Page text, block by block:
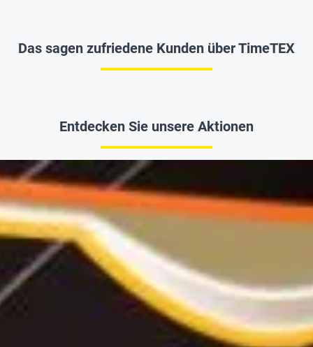
Das sagen zufriedene Kunden über TimeTEX
Entdecken Sie unsere Aktionen